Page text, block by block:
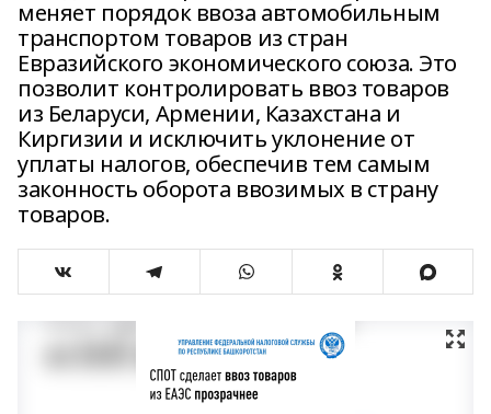
меняет порядок ввоза автомобильным
транспортом товаров из стран
Евразийского экономического союза. Это
позволит контролировать ввоз товаров
из Беларуси, Армении, Казахстана и
Киргизии и исключить уклонение от
уплаты налогов, обеспечив тем самым
законность оборота ввозимых в страну
товаров.